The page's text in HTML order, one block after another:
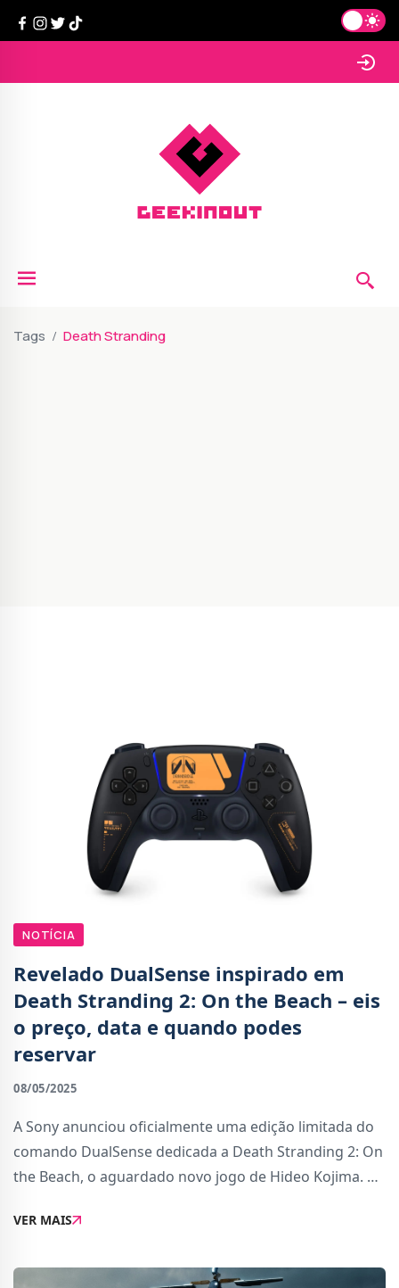
Tags Death Stranding
NOTÍCIA
Revelado DualSense inspirado em
Death Stranding 2: On the Beach – eis
o preço, data e quando podes
reservar
08/05/2025
A Sony anunciou oficialmente uma edição limitada do
comando DualSense dedicada a Death Stranding 2: On
the Beach, o aguardado novo jogo de Hideo Kojima. O
junho de 2025, exclusivamente para a Pla
VER MAIS